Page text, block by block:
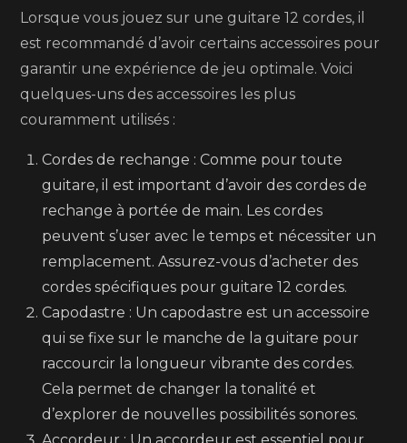
Lorsque vous jouez sur une guitare 12 cordes, il
est recommandé d’avoir certains accessoires pour
garantir une expérience de jeu optimale. Voici
quelques-uns des accessoires les plus
couramment utilisés :
Cordes de rechange : Comme pour toute
guitare, il est important d’avoir des cordes de
rechange à portée de main. Les cordes
peuvent s’user avec le temps et nécessiter un
remplacement. Assurez-vous d’acheter des
cordes spécifiques pour guitare 12 cordes.
Capodastre : Un capodastre est un accessoire
qui se fixe sur le manche de la guitare pour
raccourcir la longueur vibrante des cordes.
Cela permet de changer la tonalité et
d’explorer de nouvelles possibilités sonores.